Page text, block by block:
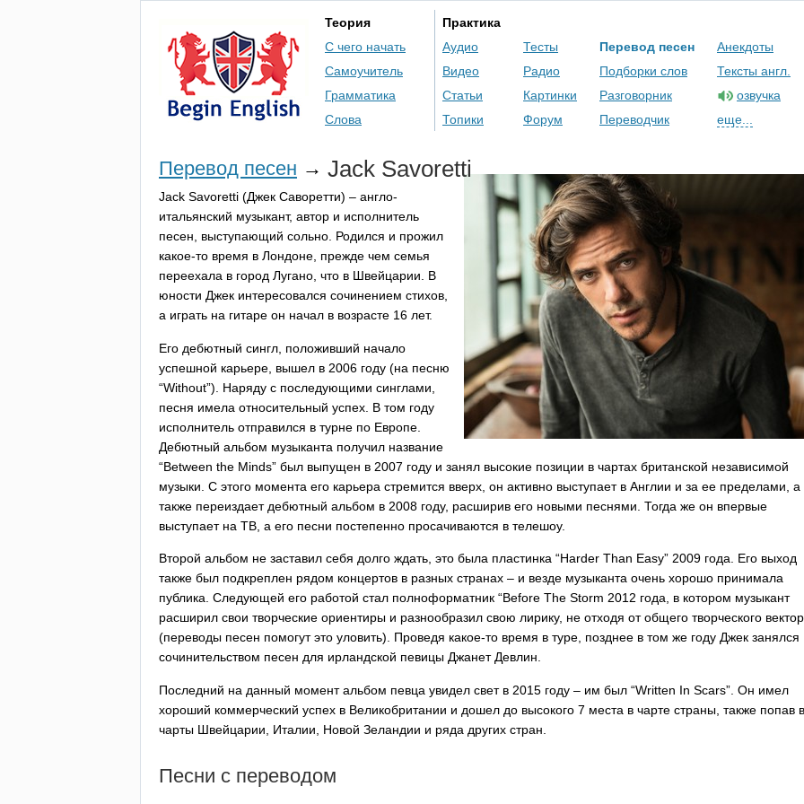
Теория
С чего начать
Самоучитель
Грамматика
Слова
Практика
Аудио
Видео
Статьи
Топики
Тесты
Радио
Картинки
Форум
Перевод песен
Подборки слов
Разговорник
Переводчик
Анекдоты
Тексты англ.
озвучка
еще...
Перевод песен → Jack Savoretti
Jack Savoretti (Джек Саворетти) – англо-
итальянский музыкант, автор и исполнитель
песен, выступающий сольно. Родился и прожил
какое-то время в Лондоне, прежде чем семья
переехала в город Лугано, что в Швейцарии. В
юности Джек интересовался сочинением стихов,
а играть на гитаре он начал в возрасте 16 лет.
Его дебютный сингл, положивший начало
успешной карьере, вышел в 2006 году (на песню
“Without”). Наряду с последующими синглами,
песня имела относительный успех. В том году
исполнитель отправился в турне по Европе.
Дебютный альбом музыканта получил название
“Between the Minds” был выпущен в 2007 году и занял высокие позиции в чартах британской независимой
музыки. С этого момента его карьера стремится вверх, он активно выступает в Англии и за ее пределами, а
также переиздает дебютный альбом в 2008 году, расширив его новыми песнями. Тогда же он впервые
выступает на ТВ, а его песни постепенно просачиваются в телешоу.
Второй альбом не заставил себя долго ждать, это была пластинка “Harder Than Easy” 2009 года. Его выход
также был подкреплен рядом концертов в разных странах – и везде музыканта очень хорошо принимала
публика. Следующей его работой стал полноформатник “Before The Storm 2012 года, в котором музыкант
расширил свои творческие ориентиры и разнообразил свою лирику, не отходя от общего творческого
(переводы песен помогут это уловить). Проведя какое-то время в туре, позднее в том же году Джек занялся
сочинительством песен для ирландской певицы Джанет Девлин.
Последний на данный момент альбом певца увидел свет в 2015 году – им был “Written In Scars”. Он имел
хороший коммерческий успех в Великобритании и дошел до высокого 7 места в чарте страны, также попав в
чарты Швейцарии, Италии, Новой Зеландии и ряда других стран.
Песни с переводом